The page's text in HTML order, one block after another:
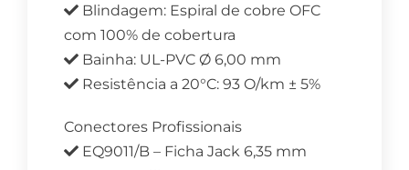
Blindagem: Espiral de cobre OFC
com 100% de cobertura
Bainha: UL-PVC Ø 6,00 mm
Resistência a 20°C: 93 O/km ± 5%
Conectores Profissionais
EQ9011/B – Ficha Jack 6,35 mm